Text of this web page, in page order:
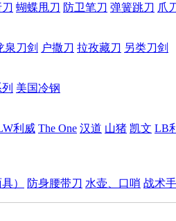
蝴蝶甩刀 防卫笔刀 弹簧跳刀 爪
泉刀剑 户撒刀 拉孜藏刀 另类刀剑
美国冷钢
利威 The One 汉道 山猪 凯文 LB
） 防身腰带刀 水壶、口哨 战术